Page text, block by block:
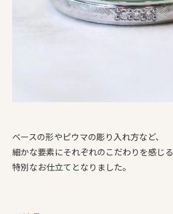
ベースの形やピウマの彫り入れ方など、
細かな要素にそれぞれのこだわりを感じる
特別なお仕立てとなりました。